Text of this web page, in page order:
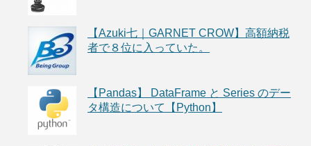
【Azuki七｜GARNET CROW】高額納税
者で８位に入っていた。
【Pandas】 DataFrame と Series のデー
タ構造について【Python】